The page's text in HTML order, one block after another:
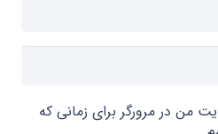
من در مرورگر برای زمانی که